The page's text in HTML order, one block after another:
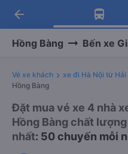
Tải app
Nhận ưu đãi
Tải app
-30k/ghế khi
arrow_back
Hồng Bàng Bến xe
Vé xe khách xe đi Hà Nội từ Hải
Hồng Bàng
Đặt mua vé xe 4 nhà
Hồng Bàng chất
nhất: 50 chuyến mỗi